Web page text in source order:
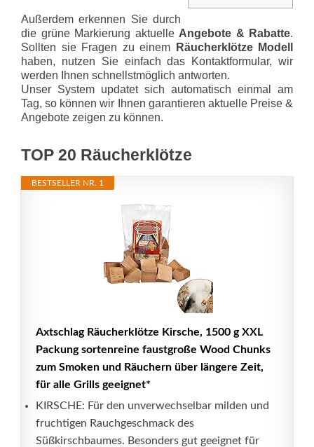
Außerdem erkennen Sie durch
die grüne Markierung aktuelle Angebote & Rabatte.
Sollten sie Fragen zu einem
Räucherklötze Modell
haben, nutzen Sie einfach das Kontaktformular, wir
werden Ihnen schnellstmöglich antworten.
Unser System updatet sich automatisch einmal am
Tag, so können wir Ihnen garantieren aktuelle Preise &
Angebote zeigen zu können.
TOP 20 Räucherklötze
BESTSELLER NR. 1
Axtschlag Räucherklötze Kirsche, 1500 g XXL
Packung sortenreine faustgroße Wood Chunks
zum Smoken und Räuchern über längere Zeit,
für alle Grills geeignet*
KIRSCHE: Für den unverwechselbar milden und
fruchtigen Rauchgeschmack des
Süßkirschbaumes. Besonders gut geeignet für